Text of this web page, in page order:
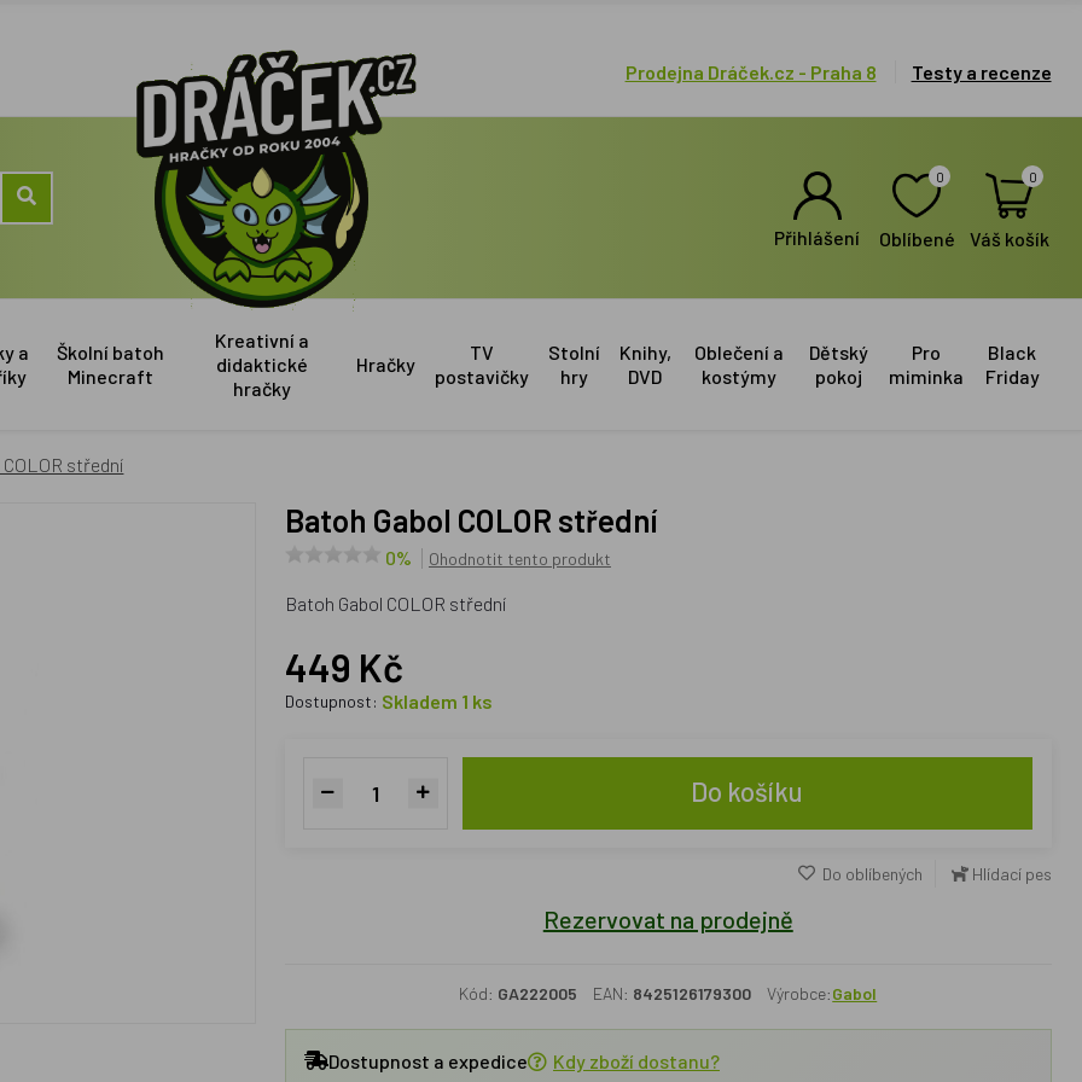
Prodejna Dráček.cz - Praha 8 Testy a recenze
Přihlášení
0
Oblíbené
0
Váš košík
a
Školní batoh
Minecraft
Kreativní a
didaktické
hračky
Hračky
TV
postavičky
Stolní
hry
Knihy,
DVD
Oblečení a
kostýmy
Dětský
pokoj
Pro
miminka
Black
Friday
střední
Batoh Gabol COLOR střední
0% Ohodnotit tento produkt
Batoh Gabol COLOR střední
449 Kč
Dostupnost: Skladem 1 ks
Do košíku
Do oblíbených Hlídací pes
Rezervovat na prodejně
Kód: GA222005 EAN: 8425126179300 Výrobce:Gabol
Dostupnost a expedice Kdy zboží dostanu?